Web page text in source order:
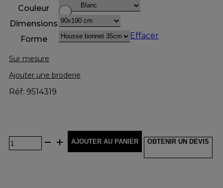
Couleur
Dimensions
Forme
Effacer
Sur mesure
Ajouter une broderie
Réf: 9514319
AJOUTER AU PANIER OBTENIR UN DEVIS